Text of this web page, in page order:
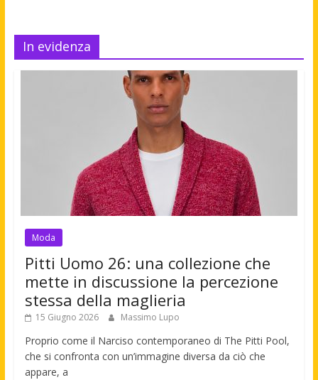
In evidenza
Moda
Pitti Uomo 26: una collezione che
mette in discussione la percezione
stessa della maglieria
15 Giugno 2026 Massimo Lupo
Proprio come il Narciso contemporaneo di The Pitti Pool,
che si confronta con un’immagine diversa da ciò che
appare, a